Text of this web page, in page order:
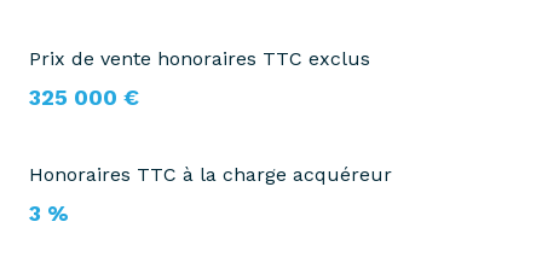
Prix de vente honoraires TTC exclus
325 000 €
Honoraires TTC à la charge acquéreur
3 %